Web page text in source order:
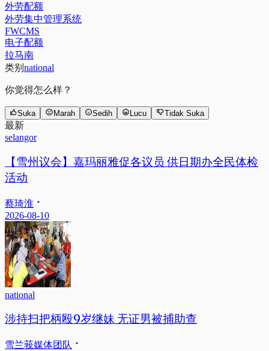
外劳配额
外劳集中管理系统
FWCMS
电子配额
拉马南
类别 national
你觉得怎么样？
Suka Marah Sedih Lucu Tidak Suka
最新
selangor
【雪州议会】嘉玛丽雅促各议员 供日期办全民体检
活动
蔡琦淮
2026-08-10
national
涉持扫把柄殴9岁继妹 无证男被捕助查
雪兰莪媒体团队